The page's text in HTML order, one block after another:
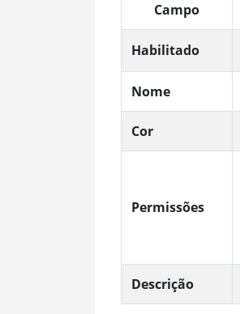
Campo
Habilitado
Nome
Cor
Permissões
Descrição